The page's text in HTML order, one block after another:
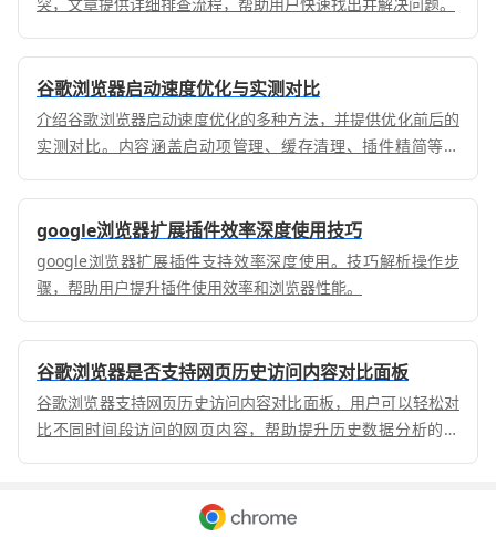
谷歌浏览器启动速度优化与实测对比
介绍谷歌浏览器启动速度优化的多种方法，并提供优化前后的
实测对比。内容涵盖启动项管理、缓存清理、插件精简等技
google浏览器扩展插件效率深度使用技巧
google浏览器扩展插件支持效率深度使用。技巧解析操作步
骤，帮助用户提升插件使用效率和浏览器性能。
谷歌浏览器是否支持网页历史访问内容对比面板
谷歌浏览器支持网页历史访问内容对比面板，用户可以轻松对
比不同时间段访问的网页内容，帮助提升历史数据分析的效